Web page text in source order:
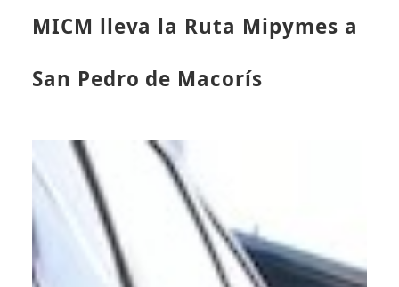
MICM lleva la Ruta Mipymes a
San Pedro de Macorís